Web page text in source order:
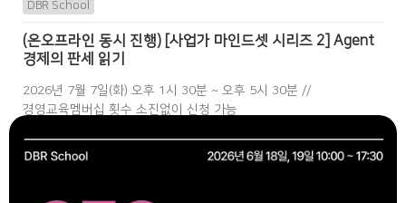
DBR School
(온오프라인 동시 진행) [사업가 마인드셋 시리즈 2] Agent
경제의 판세 읽기
2026년 7월 7일(화) 오후 1시 30분 ~ 오후 5시 30분 //
경영교육멤버십 횟수 소진없이 신청 가능